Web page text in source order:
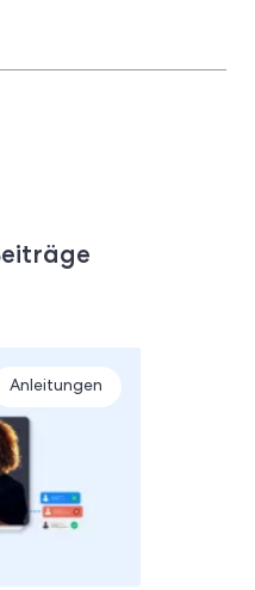
Anleitungen